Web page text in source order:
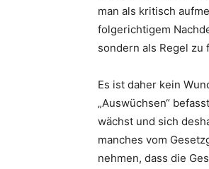
man als kritisch
folgerichtigem
sondern als Regel zu
Es ist daher kein
„Auswüchsen“
wächst und sich
manches vom
nehmen, dass die